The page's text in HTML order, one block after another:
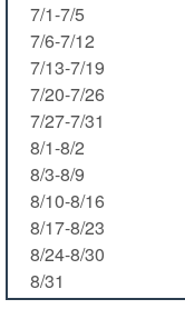
7/1-7/5
7/6-7/12
7/13-7/19
7/20-7/26
7/27-7/31
8/1-8/2
8/3-8/9
8/10-8/16
8/17-8/23
8/24-8/30
8/31